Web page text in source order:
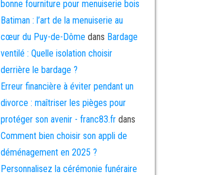
bonne fourniture pour menuiserie bois
Batiman : l’art de la menuiserie au
cœur du Puy-de-Dôme dans Bardage
ventilé : Quelle isolation choisir
derrière le bardage ?
Erreur financière à éviter pendant un
divorce : maîtriser les pièges pour
protéger son avenir - franc83.frdans
Comment bien choisir son appli de
déménagement en 2025 ?
Personnalisez la cérémonie funéraire